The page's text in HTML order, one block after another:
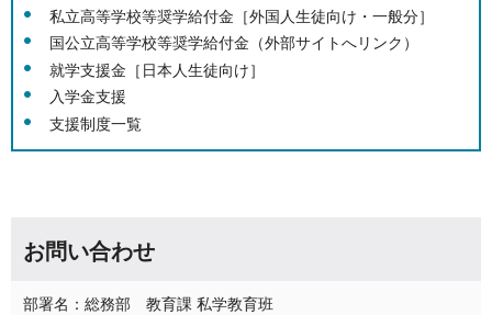
私立高等学校等奨学給付金 ［外国人生徒向け・一般分］
国公立高等学校等奨学給付金（外部サイトへリンク）
就学支援金［日本人生徒向け］
入学金支援
支援制度一覧
お問い合わせ
部署名：総務部 教育課 私学教育班